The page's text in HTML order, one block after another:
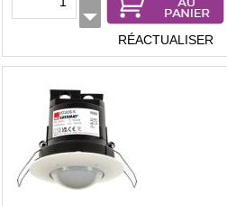
RÉACTUALISER